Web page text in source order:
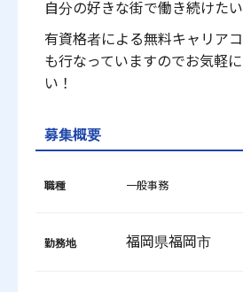
自分の好きな街で働き続けたい
有資格者による無料キャリア
も行なっていますのでお気軽
い！
募集概要
職種 一般事務
勤務地 福岡県福岡市